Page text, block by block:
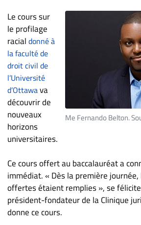
Formation
Continue
Métiers
Scoop?
CABINETS
ET
ENTREPRISES
Espace
entreprises
entreprises
Publier
un
emploi
Publicité
Me Fernando Belton.
Le cours sur
le profilage
racial donné à
la faculté de
droit civil de
l’Université
d’Ottawava
découvrir de
nouveaux
horizons
universitaires.
Ce cours offert au baccalauréat a
immédiat. « Dès la première
offertes étaient remplies », se
président-fondateur de la Clinique
donne ce cours.